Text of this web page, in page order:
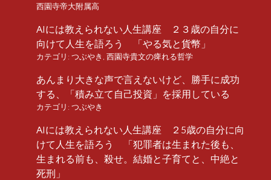
西園寺帝大附属高
AIには教えられない人生講座 ２３歳の自分に
向けて人生を語ろう 「やる気と貨幣」
カテゴリ: つぶやき 西園寺貴文の痺れる哲学
あんまり大きな声で言えないけど、勝手に成功
する、「積み立て自己投資」を採用している
カテゴリ: つぶやき
AIには教えられない人生講座 ２5歳の自分に向
けて人生を語ろう 「犯罪者は生まれた後も、
生まれる前も、殺せ。結婚と子育てと、中絶と
死刑」